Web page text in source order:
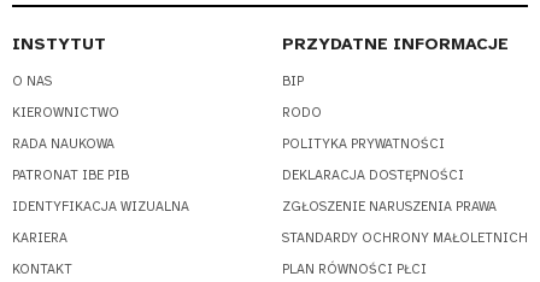
INSTYTUT
O NAS
KIEROWNICTWO
RADA NAUKOWA
PATRONAT IBE PIB
IDENTYFIKACJA WIZUALNA
KARIERA
KONTAKT
PRZYDATNE INFORMACJE
BIP
RODO
POLITYKA PRYWATNOŚCI
DEKLARACJA DOSTĘPNOŚCI
ZGŁOSZENIE NARUSZENIA PRAWA
STANDARDY OCHRONY MAŁOLETNICH
PLAN RÓWNOŚCI PŁCI